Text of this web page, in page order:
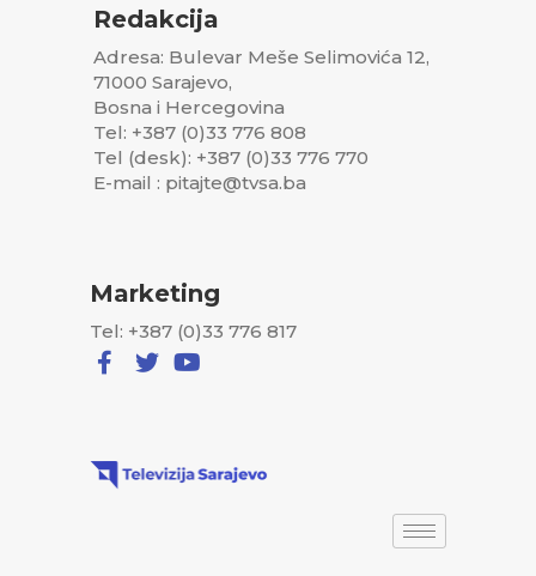
Redakcija
Adresa: Bulevar Meše Selimovića 12,
71000 Sarajevo,
Bosna i Hercegovina
Tel: +387 (0)33 776 808
Tel (desk): +387 (0)33 776 770
E-mail : pitajte@tvsa.ba
Marketing
Tel: +387 (0)33 776 817